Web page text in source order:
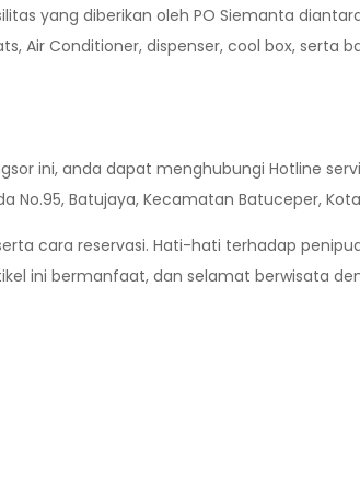
yang diberikan oleh PO Siemanta
Air Conditioner, dispenser, cool box, serta
ini, anda dapat menghubungi Hotline
Batujaya, Kecamatan Batuceper, Kota
cara reservasi. Hati-hati terhadap
ini bermanfaat, dan selamat berwisata